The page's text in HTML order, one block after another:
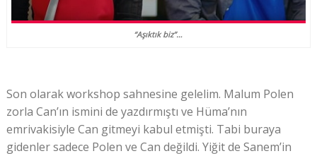
“Aşıktık biz”…
Son olarak workshop sahnesine gelelim. Malum Polen
zorla Can’ın ismini de yazdırmıştı ve Hüma’nın
emrivakisiyle Can gitmeyi kabul etmişti. Tabi buraya
gidenler sadece Polen ve Can değildi. Yiğit de Sanem’in